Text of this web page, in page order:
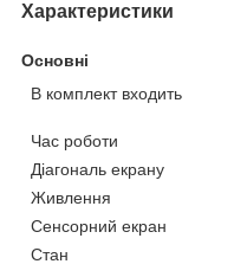
Характеристики
Основні
В комплект входить
Час роботи
Діагональ екрану
Живлення
Сенсорний екран
Стан